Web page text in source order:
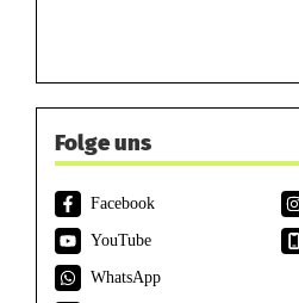
Folge uns
Facebook
YouTube
WhatsApp